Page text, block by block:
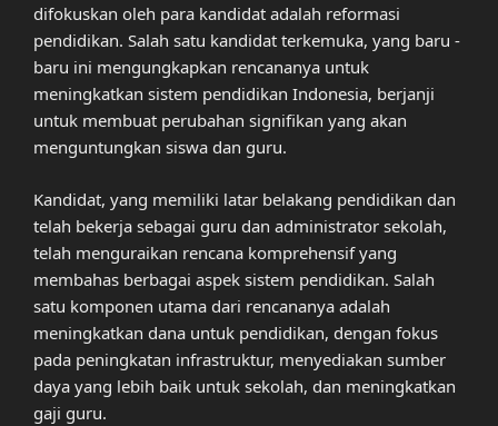
difokuskan oleh para kandidat adalah reformasi
pendidikan. Salah satu kandidat terkemuka, yang baru -
baru ini mengungkapkan rencananya untuk
meningkatkan sistem pendidikan Indonesia, berjanji
untuk membuat perubahan signifikan yang akan
menguntungkan siswa dan guru.
Kandidat, yang memiliki latar belakang pendidikan dan
telah bekerja sebagai guru dan administrator sekolah,
telah menguraikan rencana komprehensif yang
membahas berbagai aspek sistem pendidikan. Salah
satu komponen utama dari rencananya adalah
meningkatkan dana untuk pendidikan, dengan fokus
pada peningkatan infrastruktur, menyediakan sumber
daya yang lebih baik untuk sekolah, dan meningkatkan
gaji guru.